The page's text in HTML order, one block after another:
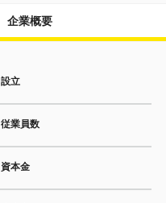
企業概要
設立
従業員数
資本金